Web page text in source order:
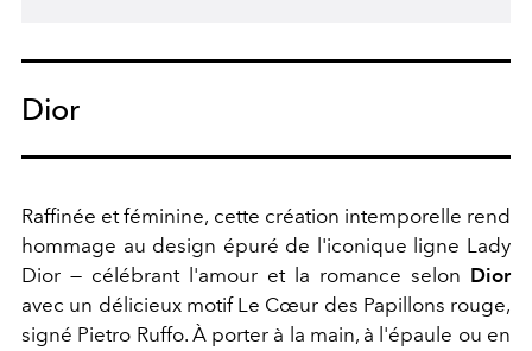
Dior
Raffinée et féminine, cette création intemporelle rend
hommage au design épuré de l'iconique ligne Lady
Dior — célébrant l'amour et la romance selon Dior
avec un délicieux motif Le Cœur des Papillons rouge,
signé Pietro Ruffo. À porter à la main, à l'épaule ou en